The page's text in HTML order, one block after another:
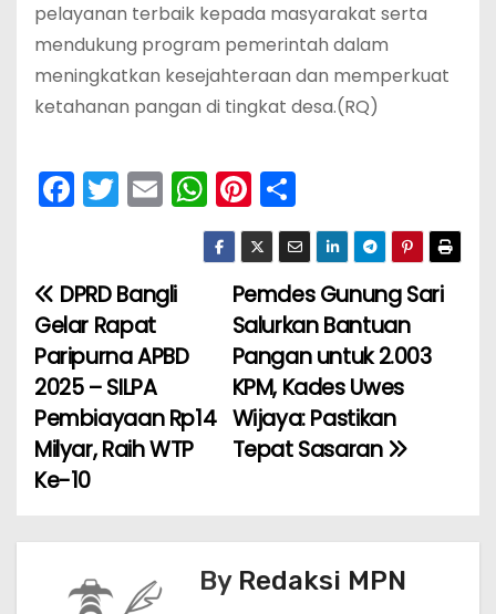
pelayanan terbaik kepada masyarakat serta
mendukung program pemerintah dalam
meningkatkan kesejahteraan dan memperkuat
ketahanan pangan di tingkat desa.(RQ)
F
e
b
o
o
k
T
er
E
l
W
h
a
ts
p
Pi
nt
er
e
st
h
ar
e
N
a
v
i
g
a
Pemdes Gunung Sari
Salurkan Bantuan
Pangan untuk 2.003
KPM, Kades Uwes
Wijaya: Pastikan
Tepat Sasaran
DPRD Bangli
Gelar Rapat
Paripurna APBD
2025 – SILPA
Pembiayaan Rp14
Milyar, Raih WTP
Ke-10
By Redaksi MPN